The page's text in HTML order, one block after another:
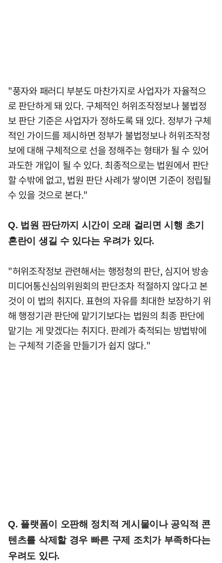
"풍자와 패러디 부분도 마찬가지로 사업자가 자율적으
로 판단하게 돼 있다. 구체적인 허위조작정보나 불법정
보 판단 기준은 사업자가 정하도록 돼 있다. 정부가 구체
적인 가이드를 제시하면 정부가 불법정보나 허위조작정
보에 대해 구체적으로 선을 정해주는 형태가 될 수 있어
과도한 개입이 될 수 있다. 최종적으로는 법원에서 판단
할 수밖에 없고, 법원 판단 사례가 쌓이면 기준이 정립될
수 있을 것으로 본다."
Q. 법원 판단까지 시간이 오래 걸리면 시행 초기
혼란이 생길 수 있다는 우려가 있다.
"허위조작정보 관련해서는 행정청의 판단, 심지어 방송
미디어통신심의위원회의 판단조차 적절하지 않다고 본
것이 이 법의 취지다. 표현의 자유를 최대한 보장하기 위
해 행정기관 판단에 맡기기보다는 법원의 최종 판단에
맡기는 게 맞겠다는 취지다. 판례가 축적되는 방법밖에
는 구체적 기준을 만들기가 쉽지 않다."
Q. 플랫폼이 오판해 정치적 게시물이나 공익적 콘
텐츠를 삭제할 경우 빠른 구제 조치가 부족하다는
우려도 있다.